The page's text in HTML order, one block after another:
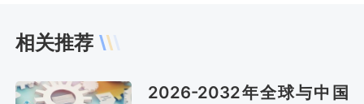
相关推荐
2026-2032年全球与中国